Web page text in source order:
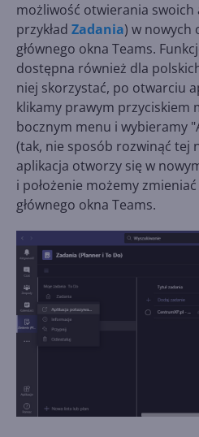
możliwość otwierania swoich
przykład Zadania) w nowych
głównego okna Teams.
dostępna również dla
niej skorzystać, po otwarciu
klikamy prawym przyciskiem
bocznym menu i wybieramy
(tak, nie sposób rozwinąć tej
aplikacja otworzy się w
i położenie możemy
głównego okna Teams.